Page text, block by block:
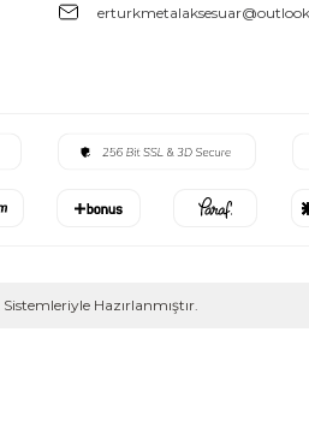
Sistemleriyle Hazırlanmıştır.